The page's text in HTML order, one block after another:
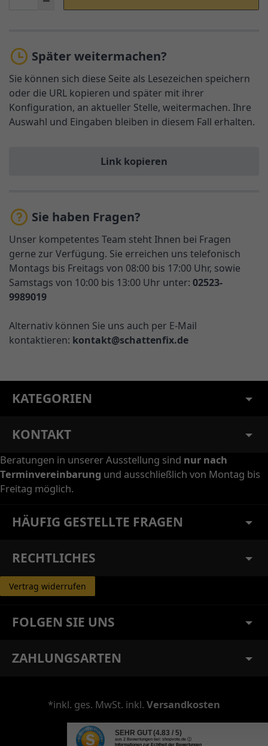
Später weitermachen?
Sie können sich diese Seite als Lesezeichen speichern
oder die URL kopieren und später mit ihrer
Konfiguration, an aktueller Stelle, weitermachen. Ihre
Auswahl und Eingaben bleiben in diesem Fall erhalten.
Link kopieren
Sie haben Fragen?
Unser kompetentes Team steht Ihnen bei Fragen
gerne zur Verfügung. Sie erreichen uns telefonisch
Montags bis Freitags von 08:00 bis 17:00 Uhr, sowie
Samstags von 10:00 bis 13:00 Uhr unter: 02523-
9989019
Alternativ können Sie uns auch per E-Mail
kontaktieren: kontakt@schattenfix.de
KATEGORIEN
KONTAKT
Beratungen in unserer Ausstellung sind nur nach
Terminvereinbarung und ausschließlich von Montag bis
Freitag möglich.
HÄUFIG GESTELLTE FRAGEN
RECHTLICHES
Vertrag widerrufen
FOLGEN SIE UNS
ZAHLUNGSARTEN
*inkl. ges. MwSt. inkl. Versandkosten
SEHR GUT(4.83 / 5)
aus 2 Bewertungen bei: shopvote.de ⓘ
Informationen zur Echtheit der Bewertungen